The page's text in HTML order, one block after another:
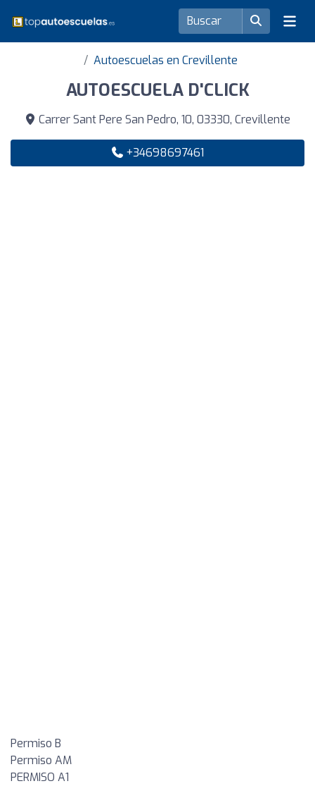
Autoescuelas en Crevillente
AUTOESCUELA D'CLICK
Carrer Sant Pere San Pedro, 10, 03330, Crevillente
+34698697461
Permiso B
Permiso AM
PERMISO A1